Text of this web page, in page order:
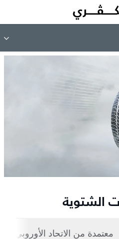
الشتوية
معتمدة من الاتحاد الأوروبي